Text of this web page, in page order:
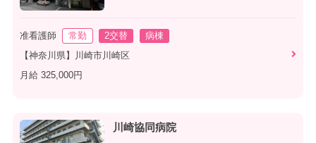
准看護師 常勤 2交替
病棟
【神奈川県】川崎市川崎区
月給 325,000円
川崎協同病院